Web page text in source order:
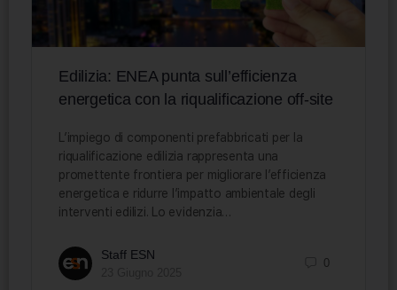
Edilizia: ENEA punta sull’efficienza
energetica con la riqualificazione off-site
L’impiego di componenti prefabbricati per la
riqualificazione edilizia rappresenta una
promettente frontiera per migliorare l’efficienza
energetica e ridurre l’impatto ambientale degli
interventi edilizi. Lo evidenzia…
Staff ESN
0